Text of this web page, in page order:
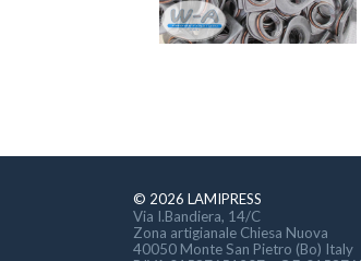
© 2026 LAMIPRESS
Via I.Bandiera, 14/C
Zona artigianale Chiesa Nuova
40050 Monte San Pietro (Bo) Italy